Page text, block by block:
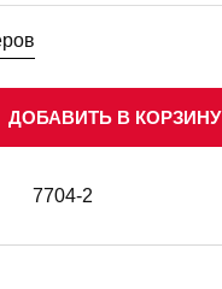
ДОБАВИТЬ В КОРЗИНУ
7704-2